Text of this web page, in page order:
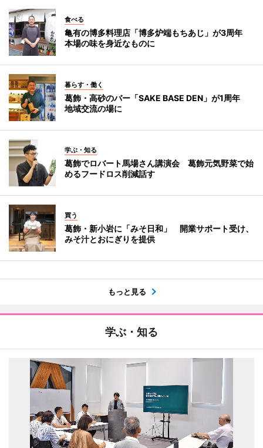
食べる
亀有の博多料理店「博多炉端もちあじ」が3周年
本場の味を身近なものに
暮らす・働く
葛飾・高砂のバー「SAKE BASE DEN」が1周年
地域交流の場に
学ぶ・知る
葛飾でロバート馬場さん講演会 葛飾元気野菜で始
めるフードロス削減話す
買う
葛飾・新小岩に「みそ日和」 開業サポート受け、
みそ汁とおにぎりを提供
もっと見る
学ぶ・知る